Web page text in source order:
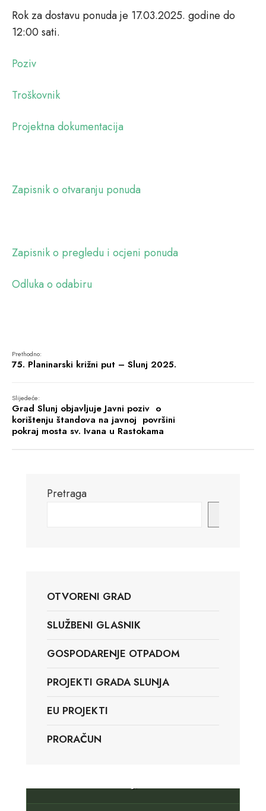
Rok za dostavu ponuda je 17.03.2025. godine do
12:00 sati.
Poziv
Troškovnik
Projektna dokumentacija
Zapisnik o otvaranju ponuda
Zapisnik o pregledu i ocjeni ponuda
Odluka o odabiru
Prethodno:
75. Planinarski križni put – Slunj 2025.
Slijedeće:
Grad Slunj objavljuje Javni poziv o
korištenju štandova na javnoj površini
pokraj mosta sv. Ivana u Rastokama
Pretraga
OTVORENI GRAD
SLUŽBENI GLASNIK
GOSPODARENJE OTPADOM
PROJEKTI GRADA SLUNJA
EU PROJEKTI
PRORAČUN